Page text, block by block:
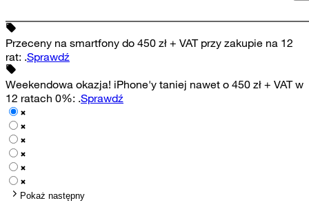
Przeceny na smartfony do 450 zł + VAT przy zakupie na 12
rat: .Sprawdź
Weekendowa okazja! iPhone'y taniej nawet o 450 zł + VAT w
12 ratach 0%: .Sprawdź
Pokaż następny